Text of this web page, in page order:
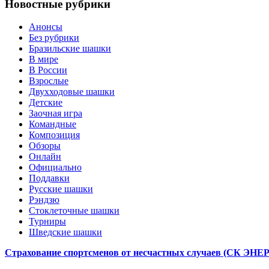
Новостные рубрики
Анонсы
Без рубрики
Бразильские шашки
В мире
В России
Взрослые
Двухходовые шашки
Детские
Заочная игра
Командные
Композиция
Обзоры
Онлайн
Официально
Поддавки
Русские шашки
Рэндзю
Стоклеточные шашки
Турниры
Шведские шашки
Страхование спортсменов от несчастных случаев (СК